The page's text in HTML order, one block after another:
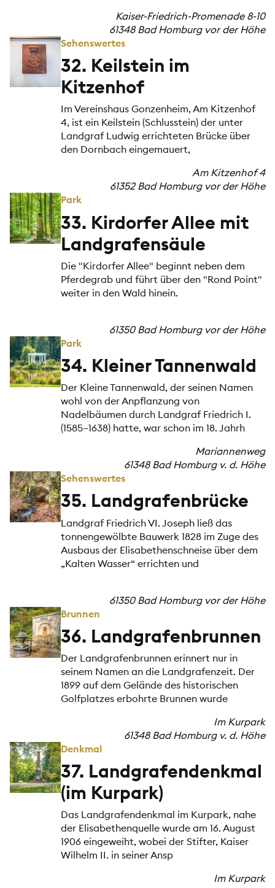
Kaiser-Friedrich-Promenade 8-10
61348 Bad Homburg vor der Höhe
Sehenswertes
32. Keilstein im
Kitzenhof
Im Vereinshaus Gonzenheim, Am Kitzenhof
4, ist ein Keilstein (Schlusstein) der unter
Landgraf Ludwig errichteten Brücke über
den Dornbach eingemauert,
Am Kitzenhof 4
61352 Bad Homburg vor der Höhe
Park
33. Kirdorfer Allee mit
Landgrafensäule
Die "Kirdorfer Allee" beginnt neben dem
Pferdegrab und führt über den "Rond Point"
weiter in den Wald hinein.
61350 Bad Homburg vor der Höhe
Park
34. Kleiner Tannenwald
Der Kleine Tannenwald, der seinen Namen
wohl von der Anpflanzung von
Nadelbäumen durch Landgraf Friedrich I.
(1585–1638) hatte, war schon im 18. Jahrh
Mariannenweg
61348 Bad Homburg v. d. Höhe
Sehenswertes
35. Landgrafenbrücke
Landgraf Friedrich VI. Joseph ließ das
tonnengewölbte Bauwerk 1828 im Zuge des
Ausbaus der Elisabethenschneise über dem
„Kalten Wasser“ errichten und
61350 Bad Homburg vor der Höhe
Brunnen
36. Landgrafenbrunnen
Der Landgrafenbrunnen erinnert nur in
seinem Namen an die Landgrafenzeit. Der
1899 auf dem Gelände des historischen
Golfplatzes erbohrte Brunnen wurde
Im Kurpark
61348 Bad Homburg v. d. Höhe
Denkmal
37. Landgrafendenkmal
(im Kurpark)
Das Landgrafendenkmal im Kurpark, nahe
der Elisabethenquelle wurde am 16. August
1906 eingeweiht, wobei der Stifter, Kaiser
Wilhelm II. in seiner Ansp
Im Kurpark